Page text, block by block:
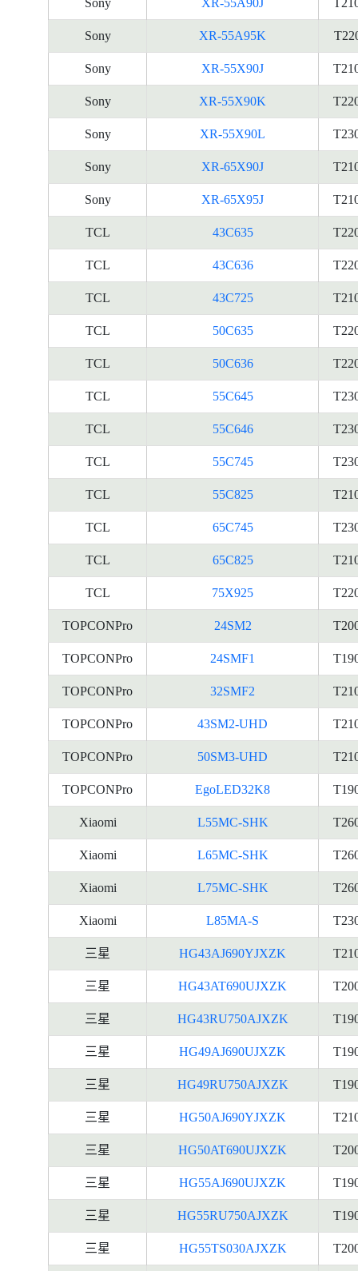
Sony XR-55A90J
Sony XR-55A95K
Sony XR-55X90J
Sony XR-55X90K
Sony XR-55X90L
Sony XR-65X90J
Sony XR-65X95J
TCL 43C635
TCL 43C636
TCL 43C725
TCL 50C635
TCL 50C636
TCL 55C645
TCL 55C646
TCL 55C745
TCL 55C825
TCL 65C745
TCL 65C825
TCL 75X925
TOPCONPro 24SM2
TOPCONPro 24SMF1
TOPCONPro 32SMF2
TOPCONPro 43SM2-UHD
TOPCONPro 50SM3-UHD
TOPCONPro EgoLED32K8
Xiaomi L55MC-SHK
Xiaomi L65MC-SHK
Xiaomi L75MC-SHK
Xiaomi L85MA-S
三星 HG43AJ690YJXZK
三星 HG43AT690UJXZK
三星 HG43RU750AJXZK
三星 HG49AJ690UJXZK
三星 HG49RU750AJXZK
三星 HG50AJ690YJXZK
三星 HG50AT690UJXZK
三星 HG55AJ690UJXZK
三星 HG55RU750AJXZK
三星 HG55TS030AJXZK